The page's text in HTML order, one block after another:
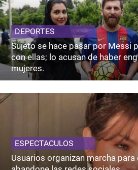
DEPORTES
Sujeto se hace pasar por Messi
con ellas; lo acusan de haber
mujeres.
ESPECTACULOS
Usuarios organizan marcha para